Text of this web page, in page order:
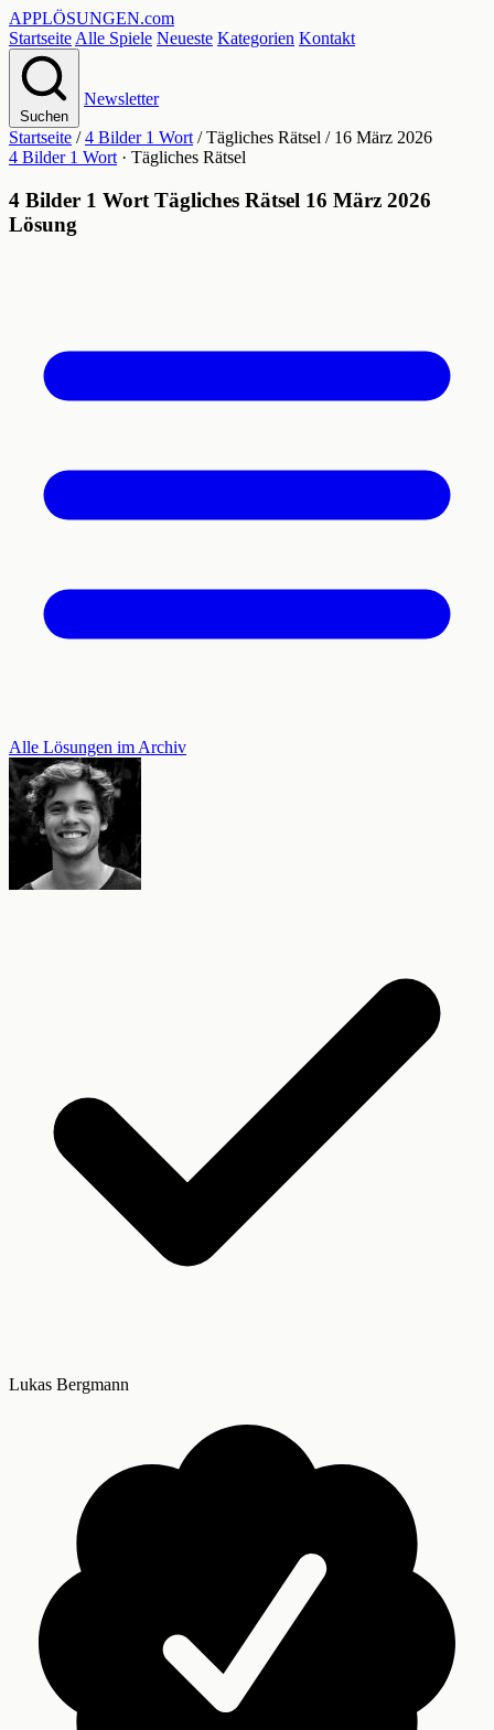
APPLÖSUNGEN.com
Startseite Alle Spiele Neueste Kategorien Kontakt
Suchen
Newsletter
Startseite / 4 Bilder 1 Wort / Tägliches Rätsel / 16 März 2026
4 Bilder 1 Wort · Tägliches Rätsel
4 Bilder 1 Wort Tägliches Rätsel 16 März 2026
Lösung
Alle Lösungen im Archiv
Lukas Bergmann